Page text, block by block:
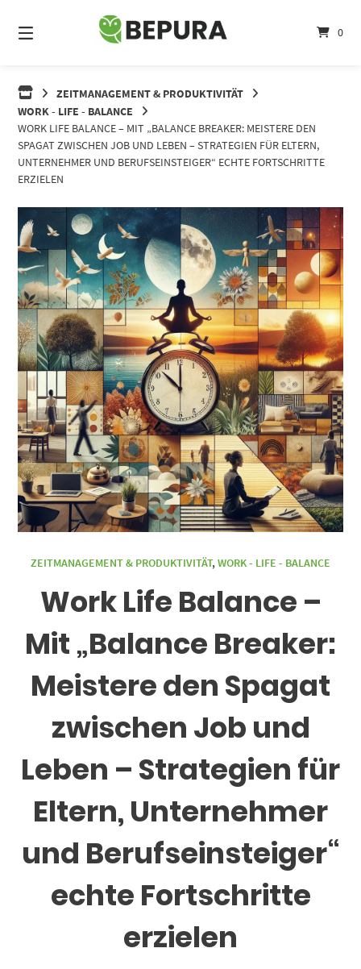
zum
Inhalt
0
ZEITMANAGEMENT & PRODUKTIVITÄT
WORK - LIFE - BALANCE
WORK LIFE BALANCE – MIT „BALANCE BREAKER: MEISTERE DEN
SPAGAT ZWISCHEN JOB UND LEBEN – STRATEGIEN FÜR ELTERN,
UNTERNEHMER UND BERUFSEINSTEIGER“ ECHTE FORTSCHRITTE
ERZIELEN
ZEITMANAGEMENT & PRODUKTIVITÄT,WORK - LIFE - BALANCE
Work Life Balance –
Mit „Balance Breaker:
Meistere den Spagat
zwischen Job und
Leben – Strategien für
Eltern, Unternehmer
und Berufseinsteiger“
echte Fortschritte
erzielen